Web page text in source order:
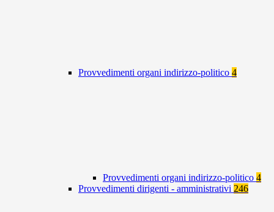
Provvedimenti organi indirizzo-politico 4
Provvedimenti organi indirizzo-politico 4
Provvedimenti dirigenti - amministrativi 246